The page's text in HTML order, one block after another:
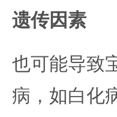
遗传因素
也可能导致
病，如白化